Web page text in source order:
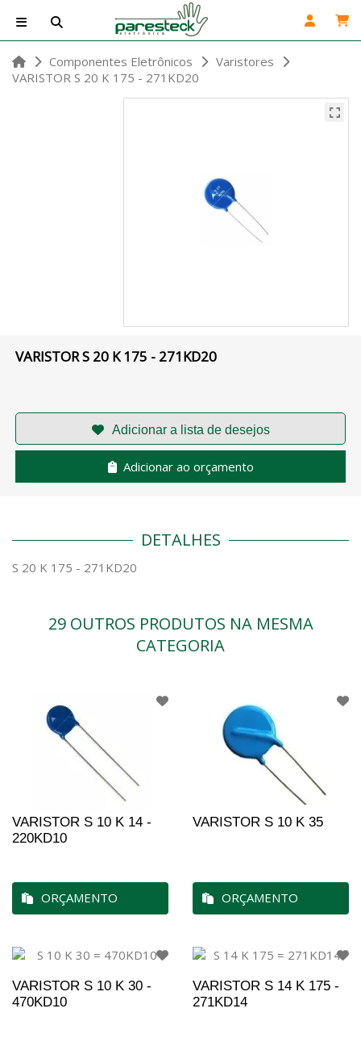
Componentes Eletrônicos
Varistores
VARISTOR S 20 K 175 - 271KD20
VARISTOR S 20 K 175 - 271KD20
Adicionar ao orçamento
DETALHES
S 20 K 175 - 271KD20
29 OUTROS PRODUTOS NA MESMA
CATEGORIA
VARISTOR S 10 K 14 -
220KD10
ORÇAMENTO
VARISTOR S 10 K 35
ORÇAMENTO
VARISTOR S 10 K 30 -
470KD10
VARISTOR S 14 K 175 -
271KD14